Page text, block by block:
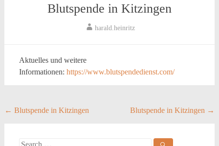
Blutspende in Kitzingen
harald.heinritz
Aktuelles und weitere
Informationen: https://www.blutspendedienst.com/
Post
← Blutspende in Kitzingen Blutspende in Kitzingen →
Search